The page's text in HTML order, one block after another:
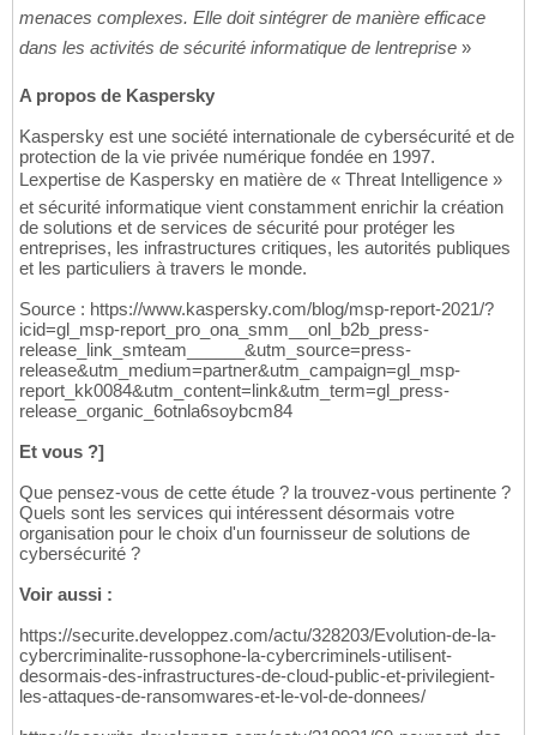
menaces complexes. Elle doit sintégrer de manière efficace
dans les activités de sécurité informatique de lentreprise »
A propos de Kaspersky
Kaspersky est une société internationale de cybersécurité et de
protection de la vie privée numérique fondée en 1997.
Lexpertise de Kaspersky en matière de « Threat Intelligence »
et sécurité informatique vient constamment enrichir la création
de solutions et de services de sécurité pour protéger les
entreprises, les infrastructures critiques, les autorités publiques
et les particuliers à travers le monde.
Source : https://www.kaspersky.com/blog/msp-report-2021/?
icid=gl_msp-report_pro_ona_smm__onl_b2b_press-
release_link_smteam______&utm_source=press-
release&utm_medium=partner&utm_campaign=gl_msp-
report_kk0084&utm_content=link&utm_term=gl_press-
release_organic_6otnla6soybcm84
Et vous ?]
Que pensez-vous de cette étude ? la trouvez-vous pertinente ?
Quels sont les services qui intéressent désormais votre
organisation pour le choix d'un fournisseur de solutions de
cybersécurité ?
Voir aussi :
https://securite.developpez.com/actu/328203/Evolution-de-la-
cybercriminalite-russophone-la-cybercriminels-utilisent-
desormais-des-infrastructures-de-cloud-public-et-privilegient-
les-attaques-de-ransomwares-et-le-vol-de-donnees/